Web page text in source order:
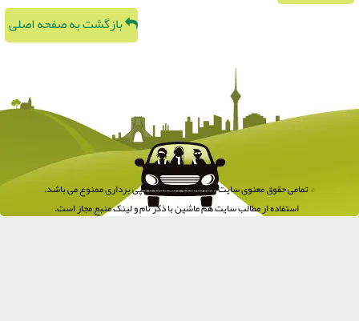
بازگشت به صفحه اصلی
© تمامی حقوق معنوی سایت هم ماشین محفوظ و کپی برداری ممنوع می باشد.
استفاده از مطالب سایت هم ماشین با ذکر نام و لینک منبع مجاز است.